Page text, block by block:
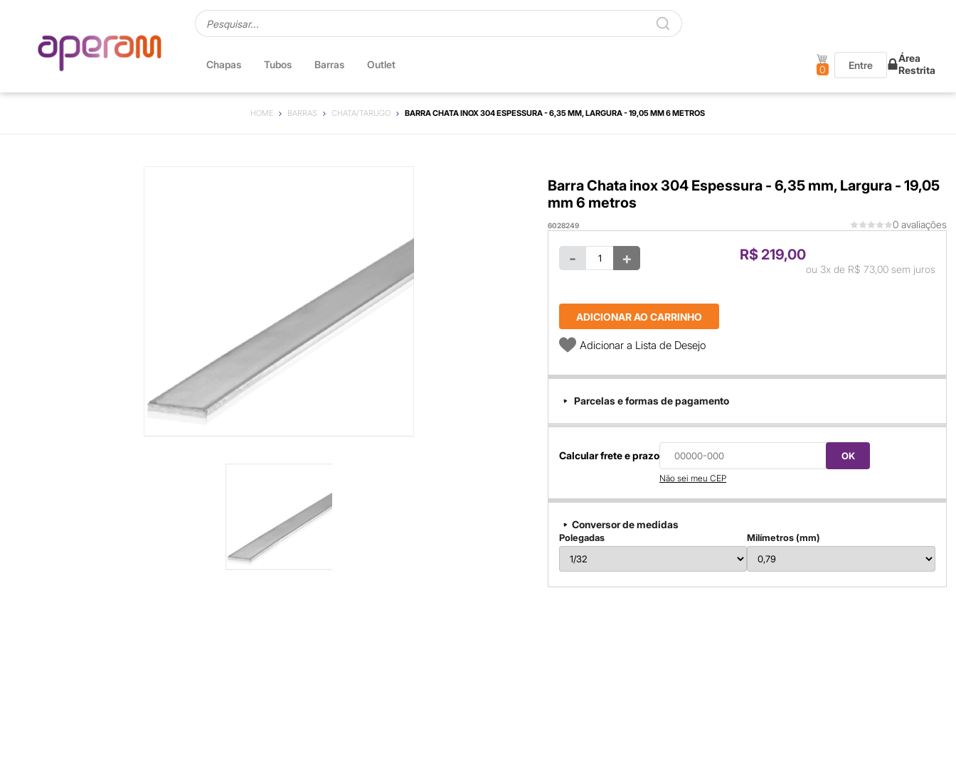
Chapas Tubos Barras Outlet 0 Entre
Área
Restrita
HOME BARRAS CHATA/TARUGO BARRA CHATA INOX 304 ESPESSURA - 6,35 MM, LARGURA - 19,05 MM 6 METROS
Barra Chata inox 304 Espessura - 6,35 mm, Largura - 19,05
mm 6 metros
6028249 0 avaliações
- + R$ 219,00
ou 3x de R$ 73,00sem juros
ADICIONAR AO CARRINHO
Adicionar a Lista de Desejo
Parcelas e formas de pagamento
Calcular frete e prazo OK
Não sei meu CEP
Conversor de medidas
Polegadas Milímetros (mm)